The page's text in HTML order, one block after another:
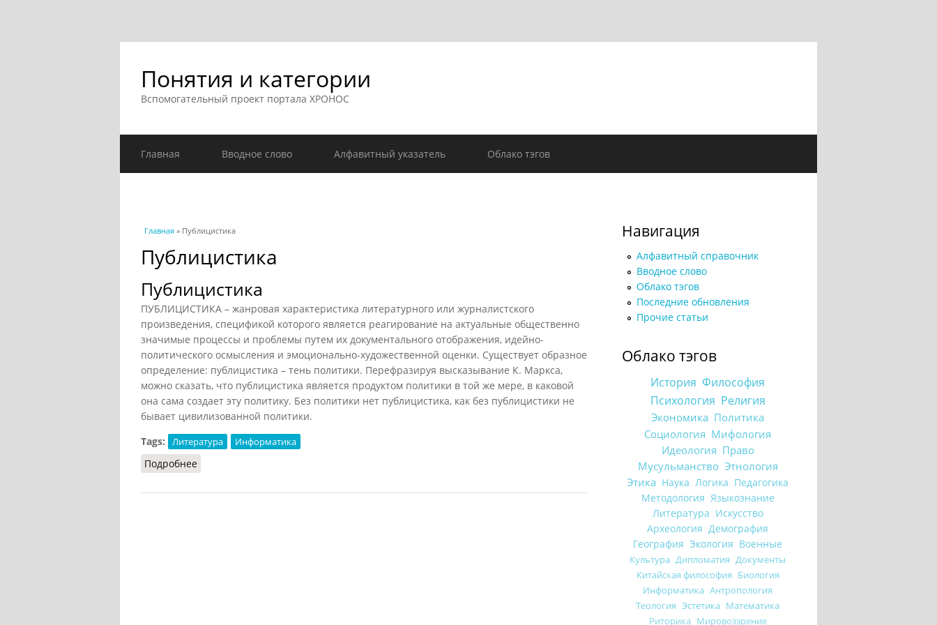
Понятия и категории
Вспомогательный проект портала ХРОНОС
Главная Вводное слово Алфавитный указатель Облако тэгов
Вы здесь
Главная » Публицистика
Публицистика
Публицистика
ПУБЛИЦИСТИКА – жанровая характеристика литературного или журналистского
произведения, спецификой которого является реагирование на актуальные общественно
значимые процессы и проблемы путем их документального отображения, идейно-
политического осмысления и эмоционально-художественной оценки. Существует образное
определение: публицистика – тень политики. Перефразируя высказывание К. Маркса,
можно сказать, что публицистика является продуктом политики в той же мере, в каковой
она сама создает эту политику. Без политики нет публицистика, как без публицистики не
бывает цивилизованной политики.
Tags:
Литература Информатика
Подробнее
Навигация
Алфавитный справочник
Вводное слово
Облако тэгов
Последние обновления
Прочие статьи
Облако тэгов
История Философия
Психология Религия
Экономика Политика
Социология Мифология
Идеология Право
Мусульманство Этнология
Этика Наука Логика Педагогика
Методология Языкознание
Литература Искусство
Археология Демография
География Экология Военные
Культура Дипломатия Документы
Китайская философия Биология
Информатика Антропология
Теология Эстетика Математика
Риторика Мировоззрение